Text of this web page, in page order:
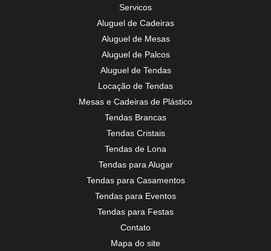
Servicos
Aluguel de Cadeiras
Aluguel de Mesas
Aluguel de Palcos
Aluguel de Tendas
Locação de Tendas
Mesas e Cadeiras de Plástico
Tendas Brancas
Tendas Cristais
Tendas de Lona
Tendas para Alugar
Tendas para Casamentos
Tendas para Eventos
Tendas para Festas
Contato
Mapa do site